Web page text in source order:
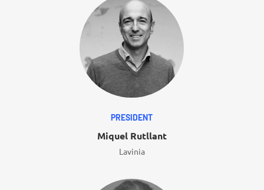
PRESIDENT
Miquel Rutllant
Lavinia